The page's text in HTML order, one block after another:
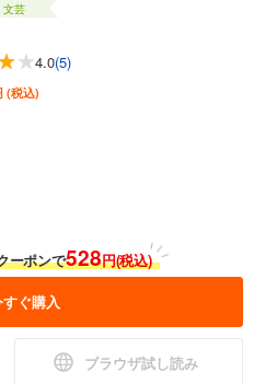
文芸
4.0(5)
(税込)
ーポンで528円(税込)
ぐ購入
ブラウザ試し読み